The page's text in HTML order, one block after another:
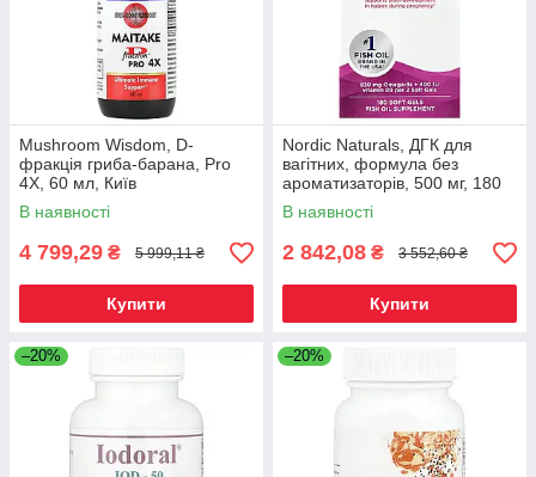
Mushroom Wisdom, D-
фракція гриба-барана, Pro
4X, 60 мл, Київ
В наявності
4 799,29 ₴ 5 999,11 ₴
Купити
Nordic Naturals, ДГК для
вагітних, формула без
ароматизаторів, 500 мг, 180
желатинових капсул, Київ
В наявності
2 842,08 ₴ 3 552,60 ₴
Купити
–20% –20%